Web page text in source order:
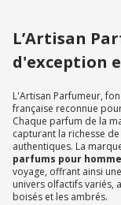
L’Artisan
d'exception
L'Artisan Parfumeur,
française reconnue
Chaque parfum de la
capturant la richesse
authentiques. La
parfums pour homme
voyage, offrant ainsi
univers olfactifs variés,
boisés et les ambrés.